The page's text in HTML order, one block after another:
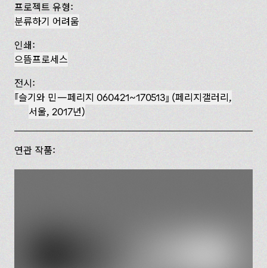
프로젝트 유형:
분류하기 어려움
인쇄:
으뜸프로세스
전시:
슬기와 민—페리지 060421~170513 (페리지갤러리,
서울, 2017년)
연관 작품: